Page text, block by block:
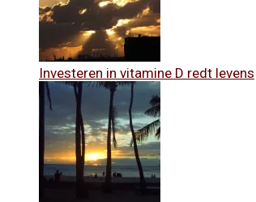
Investeren in vitamine D redt levens